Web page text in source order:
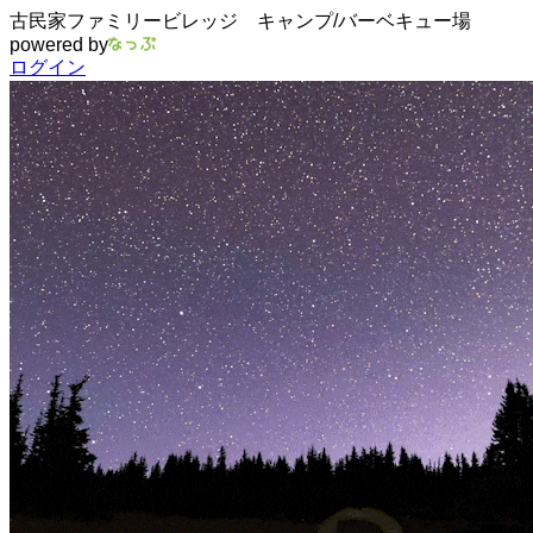
古民家ファミリービレッジ キャンプ/バーベキュー場
powered by
ログイン